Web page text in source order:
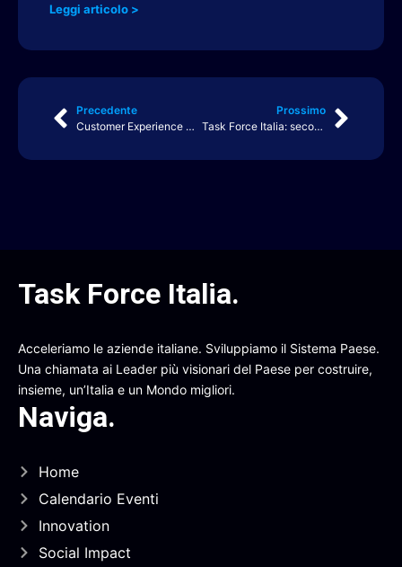
Leggi articolo >
Precedente
Customer Experience Trend: Transcom analizza sfide e paradossi che stiamo vivendo
Prossimo
Task Force Italia: secondo incontro annuale della Task Force su Transizione Energetica, Risorse Idriche ed Economia Circolare
Task Force Italia.
Acceleriamo le aziende italiane. Sviluppiamo il Sistema Paese.
Una chiamata ai Leader più visionari del Paese per costruire,
insieme, un’Italia e un Mondo migliori.
Naviga.
Home
Calendario Eventi
Innovation
Social Impact